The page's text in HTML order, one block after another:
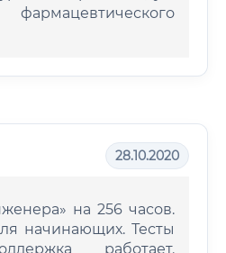
28.10.2020
на 256 часов.
начинающих. Тесты
работает.